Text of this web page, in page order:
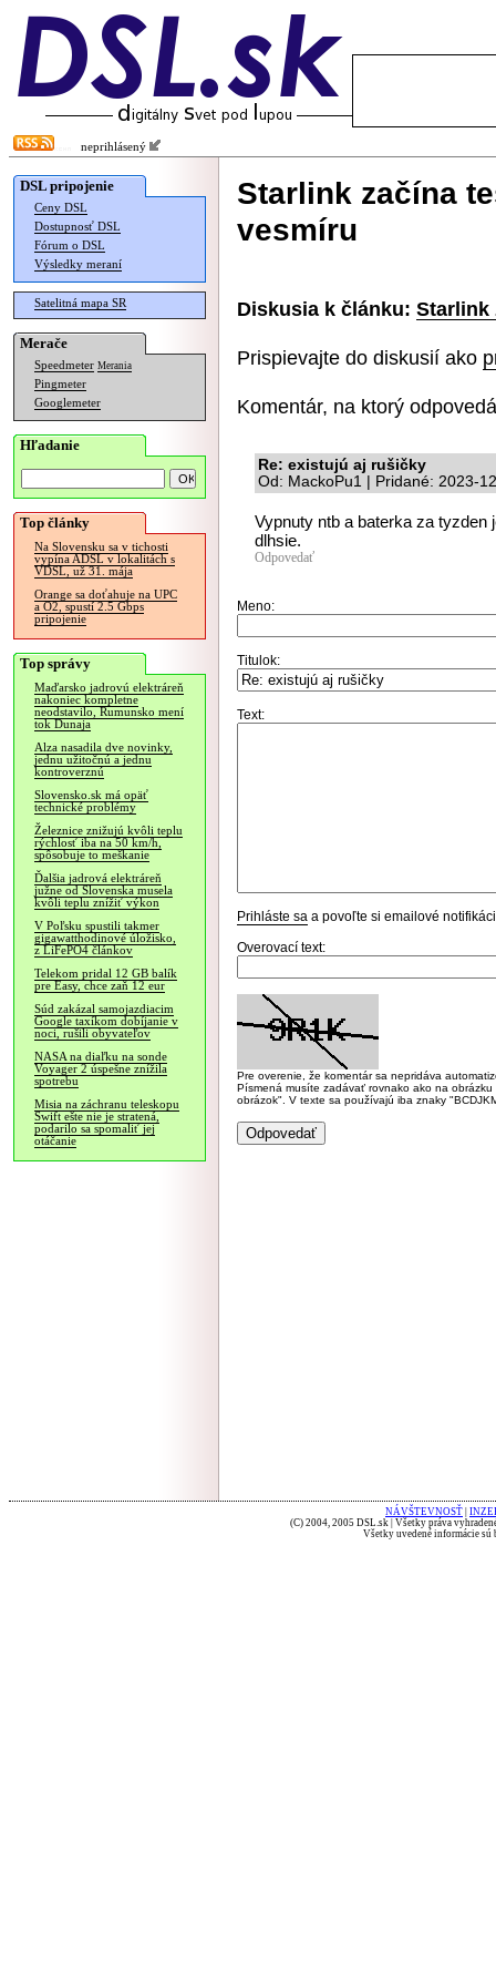
neprihlásený
DSL pripojenie
Ceny DSL
Dostupnosť DSL
Fórum o DSL
Výsledky meraní
Satelitná mapa SR
Merače
Speedmeter Merania
Pingmeter
Googlemeter
Hľadanie
Top články
Na Slovensku sa v tichosti
vypína ADSL v lokalitách s
VDSL, už 31. mája
Orange sa doťahuje na UPC
a O2, spustí 2.5 Gbps
pripojenie
Top správy
Maďarsko jadrovú elektráreň
nakoniec kompletne
neodstavilo, Rumunsko mení
tok Dunaja
Alza nasadila dve novinky,
jednu užitočnú a jednu
kontroverznú
Slovensko.sk má opäť
technické problémy
Železnice znižujú kvôli teplu
rýchlosť iba na 50 km/h,
spôsobuje to meškanie
Ďalšia jadrová elektráreň
južne od Slovenska musela
kvôli teplu znížiť výkon
V Poľsku spustili takmer
gigawatthodinové úložisko,
z LiFePO4 článkov
Telekom pridal 12 GB balík
pre Easy, chce zaň 12 eur
Súd zakázal samojazdiacim
Google taxíkom dobíjanie v
noci, rušili obyvateľov
NASA na diaľku na sonde
Voyager 2 úspešne znížila
spotrebu
Misia na záchranu teleskopu
Swift ešte nie je stratená,
podarilo sa spomaliť jej
otáčanie
Starlink začína
vesmíru
Diskusia k článku: Starlink
Prispievajte do diskusií ako
Komentár, na ktorý
Re: existujú aj rušičky
Od: MackoPu1 | Pridané: 2023-
Vypnuty ntb a baterka za tyzden
dlhsie.
Odpovedať
Meno:
Titulok:
Text:
Prihláste sa a povoľte si emailové
Overovací text:
Pre overenie, že komentár sa nepridáva
Písmená musíte zadávať rovnako ako na
obrázok". V texte sa používajú iba znaky
NÁVŠTEVNOSŤ
(C) 2004, 2005 DSL.sk | Všetky práva
Všetky uvedené informácie sú